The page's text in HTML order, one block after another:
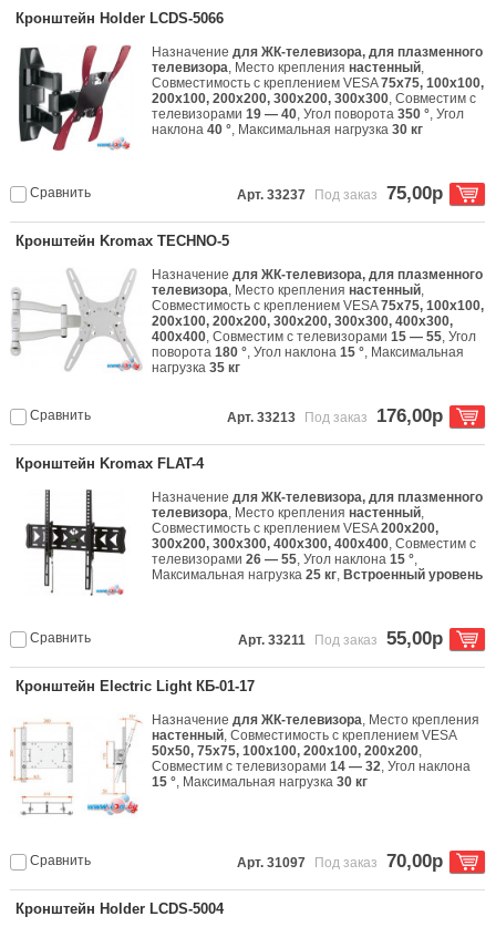
Кронштейн Holder LCDS-5066
Назначениедля ЖК-телевизора, для плазменного
телевизора, Место креплениянастенный,
Совместимость с креплением VESA75x75, 100x100,
200x100, 200x200, 300x200, 300x300, Совместим с
телевизорами19 — 40, Угол поворота350 °, Угол
наклона40 °, Максимальная нагрузка30 кг
Сравнить Арт. 33237 Под заказ 75,00р
Кронштейн Kromax TECHNO-5
Назначениедля ЖК-телевизора, для плазменного
телевизора, Место креплениянастенный,
Совместимость с креплением VESA75x75, 100x100,
200x100, 200x200, 300x200, 300x300, 400x300,
400x400, Совместим с телевизорами15 — 55, Угол
поворота180 °, Угол наклона15 °, Максимальная
нагрузка35 кг
Сравнить Арт. 33213 Под заказ 176,00р
Кронштейн Kromax FLAT-4
Назначениедля ЖК-телевизора, для плазменного
телевизора, Место креплениянастенный,
Совместимость с креплением VESA200x200,
300x200, 300x300, 400x300, 400x400, Совместим с
телевизорами26 — 55, Угол наклона15 °,
Максимальная нагрузка25 кг, Встроенный уровень
Сравнить Арт. 33211 Под заказ 55,00р
Кронштейн Electric Light КБ-01-17
Назначениедля ЖК-телевизора, Место крепления
настенный, Совместимость с креплением VESA
50x50, 75x75, 100x100, 200x100, 200x200,
Совместим с телевизорами14 — 32, Угол наклона
15 °, Максимальная нагрузка30 кг
Сравнить Арт. 31097 Под заказ 70,00р
Кронштейн Holder LCDS-5004